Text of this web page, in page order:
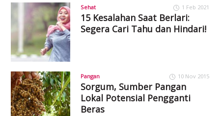
Sehat 1 Feb 2021
15 Kesalahan Saat Berlari:
Segera Cari Tahu dan Hindari!
Pangan 10 Nov 2015
Sorgum, Sumber Pangan
Lokal Potensial Pengganti
Beras